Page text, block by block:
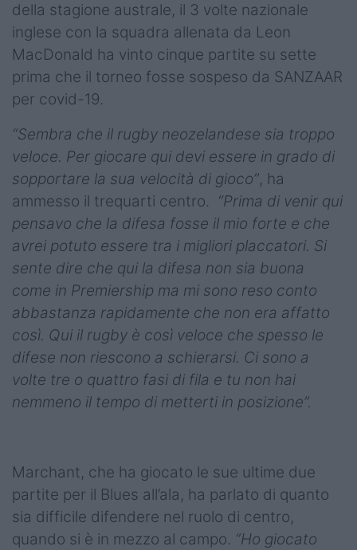
della stagione australe, il 3 volte nazionale
inglese con la squadra allenata da Leon
MacDonald ha vinto cinque partite su sette
prima che il torneo fosse sospeso da SANZAAR
per covid-19.
“Sembra che il rugby neozelandese sia troppo
veloce. Per giocare qui devi essere in grado di
sopportare la sua velocità di gioco”, ha
ammesso il trequarti centro. “Prima di venir qui
pensavo che la difesa fosse il mio forte e che
avrei potuto essere tra i migliori placcatori. Si
sente dire che qui la difesa non sia buona
come in Premiership ma mi sono reso conto
abbastanza rapidamente che non era affatto
così. Qui il rugby è così veloce che spesso le
difese non riescono a schierarsi. Ci sono a
volte tre o quattro fasi di fila e tu non hai
nemmeno il tempo di metterti in posizione”.
Marchant, che ha giocato le sue ultime due
partite per il Blues all’ala, ha parlato di quanto
sia difficile difendere nel ruolo di centro,
quando si è in mezzo al campo. “Ho giocato